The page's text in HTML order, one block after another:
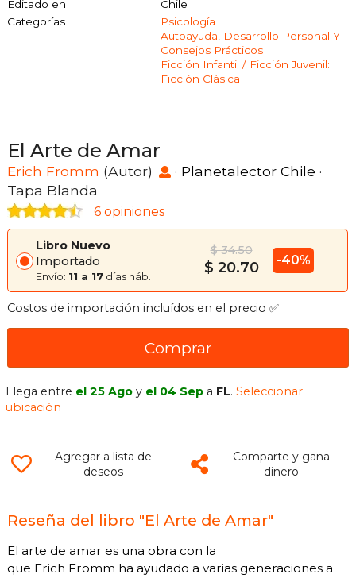
Editado en
Chile
Categorías
Psicología
Autoayuda, Desarrollo Personal Y
Consejos Prácticos
Ficción Infantil / Ficción Juvenil:
Ficción Clásica
El Arte de Amar
Erich Fromm (Autor) · Planetalector Chile ·
Tapa Blanda
6 opiniones
Libro Nuevo
Importado
Envío: 11 a 17 días háb.
$ 34.50
$ 20.70 -40%
Costos de importación incluídos en el precio ✅
Comprar
Llega entre el 25 Ago y el 04 Sep a FL.Seleccionar
ubicación
Agregar a lista de
deseos
Comparte y gana
dinero
Reseña del libro "El Arte de Amar"
El arte de amar es una obra con la
que Erich Fromm ha ayudado a varias generaciones a